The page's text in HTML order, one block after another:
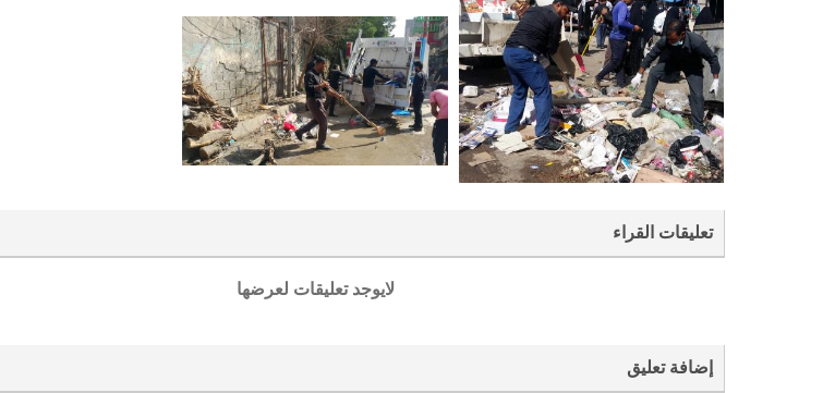
تعليقات القراء
لايوجد تعليقات لعرضها
إضافة تعليق